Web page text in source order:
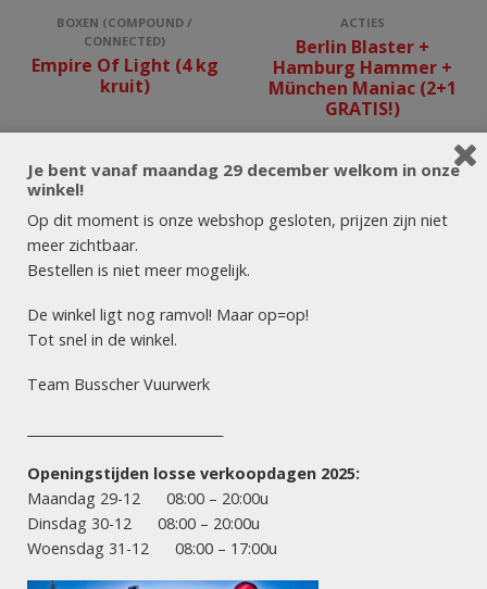
BOXEN (COMPOUND /
CONNECTED)
Empire Of Light (4 kg
kruit)
ACTIES
Berlin Blaster +
Hamburg Hammer +
München Maniac (2+1
GRATIS!)
GERMAN COLLECTIE
Der Kleine Prinz
Je bent vanaf maandag 29 december welkom in onze
winkel!
Op dit moment is onze webshop gesloten, prijzen zijn niet
meer zichtbaar.
Bestellen is niet meer mogelijk.
De winkel ligt nog ramvol! Maar op=op!
Tot snel in de winkel.
Team Busscher Vuurwerk
Openingstijden losse verkoopdagen 2025:
Maandag 29-12 08:00 – 20:00u
Dinsdag 30-12 08:00 – 20:00u
Woensdag 31-12 08:00 – 17:00u